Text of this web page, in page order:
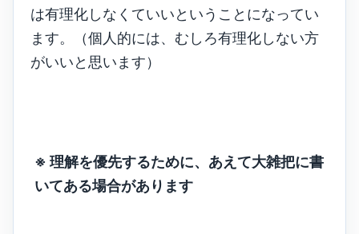
は有理化しなくていいということになってい
ます。（個人的には、むしろ有理化しない方
がいいと思います）
※ 理解を優先するために、あえて大雑把に書
いてある場合があります